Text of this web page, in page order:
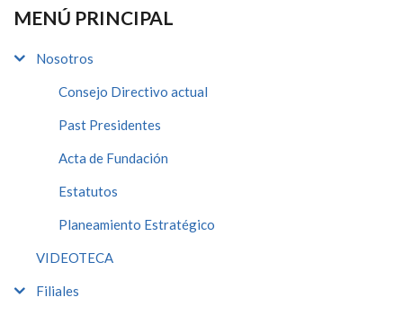
MENÚ PRINCIPAL
Nosotros
Consejo Directivo actual
Past Presidentes
Acta de Fundación
Estatutos
Planeamiento Estratégico
VIDEOTECA
Filiales